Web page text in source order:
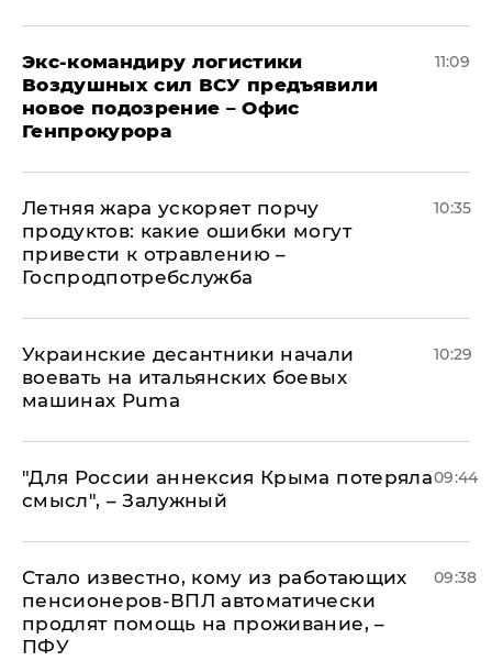
Экс-командиру логистики
Воздушных сил ВСУ предъявили
новое подозрение – Офис
Генпрокурора
11:09
Летняя жара ускоряет порчу
продуктов: какие ошибки могут
привести к отравлению –
Госпродпотребслужба
10:35
Украинские десантники начали
воевать на итальянских боевых
машинах Puma
10:29
"Для России аннексия Крыма потеряла
смысл", – Залужный
09:44
Стало известно, кому из работающих
пенсионеров-ВПЛ автоматически
продлят помощь на проживание, –
ПФУ
09:38